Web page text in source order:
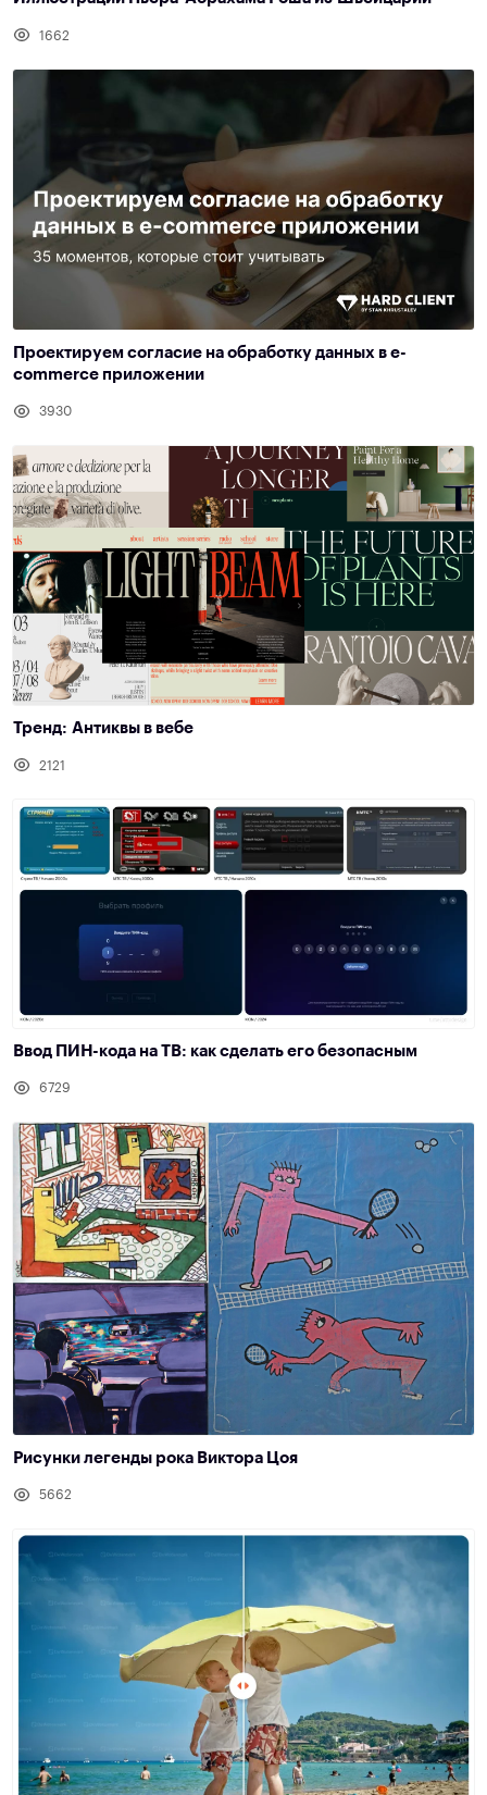
1662
Проектируем согласие на обработку данных в e-
commerce приложении
3930
Тренд: Антиквы в вебе
2121
Ввод ПИН-кода на ТВ: как сделать его безопасным
6729
Рисунки легенды рока Виктора Цоя
5662